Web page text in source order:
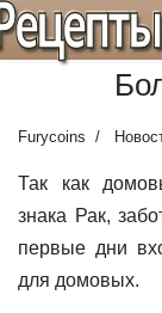
Furycoins
Так как
знака Рак,
первые дни
для домовых.